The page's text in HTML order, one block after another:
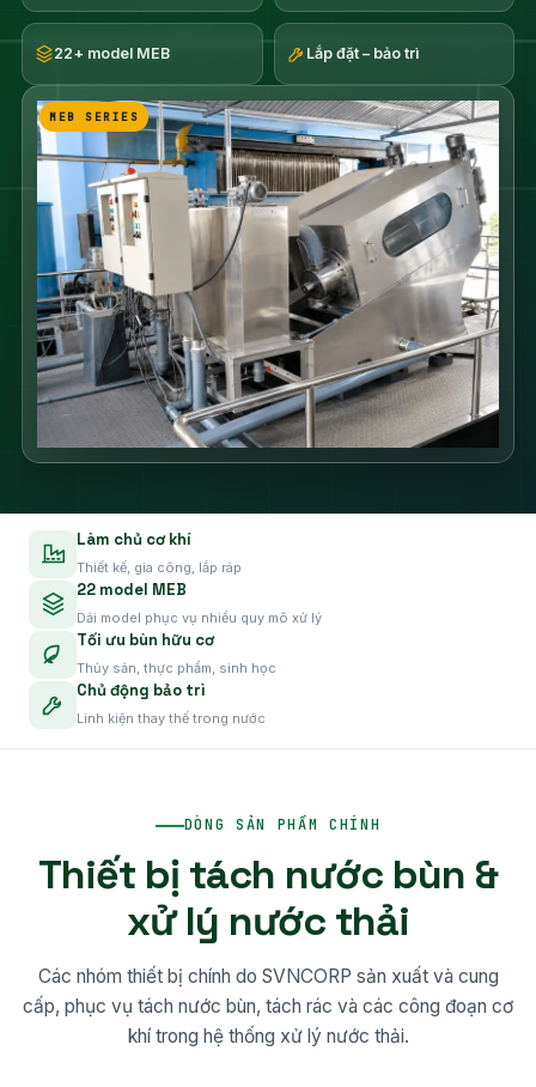
22+ model MEB Lắp đặt – bảo trì
MEB SERIES
Làm chủ cơ khí
Thiết kế, gia công, lắp ráp
22 model MEB
Dải model phục vụ nhiều quy mô xử lý
Tối ưu bùn hữu cơ
Thủy sản, thực phẩm, sinh học
Chủ động bảo trì
Linh kiện thay thế trong nước
DÒNG SẢN PHẨM CHÍNH
Thiết bị tách nước bùn &
xử lý nước thải
Các nhóm thiết bị chính do SVNCORP sản xuất và cung
cấp, phục vụ tách nước bùn, tách rác và các công đoạn cơ
khí trong hệ thống xử lý nước thải.